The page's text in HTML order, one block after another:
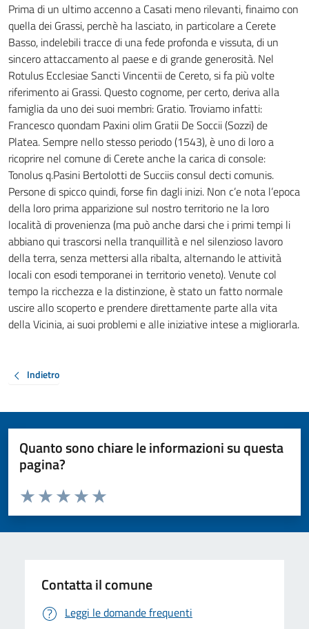
Prima di un ultimo accenno a Casati meno rilevanti, finaimo con
quella dei Grassi, perchè ha lasciato, in particolare a Cerete
Basso, indelebili tracce di una fede profonda e vissuta, di un
sincero attaccamento al paese e di grande generosità. Nel
Rotulus Ecclesiae Sancti Vincentii de Cereto, si fa più volte
riferimento ai Grassi. Questo cognome, per certo, deriva alla
famiglia da uno dei suoi membri: Gratio. Troviamo infatti:
Francesco quondam Paxini olim Gratii De Soccii (Sozzi) de
Platea. Sempre nello stesso periodo (1543), è uno di loro a
ricoprire nel comune di Cerete anche la carica di console:
Tonolus q.Pasini Bertolotti de Succiis consul decti comunis.
Persone di spicco quindi, forse fin dagli inizi. Non c’e nota l’epoca
della loro prima apparizione sul nostro territorio ne la loro
località di provenienza (ma può anche darsi che i primi tempi li
abbiano qui trascorsi nella tranquillità e nel silenzioso lavoro
della terra, senza mettersi alla ribalta, alternando le attività
locali con esodi temporanei in territorio veneto). Venute col
tempo la ricchezza e la distinzione, è stato un fatto normale
uscire allo scoperto e prendere direttamente parte alla vita
della Vicinia, ai suoi problemi e alle iniziative intese a migliorarla.
Indietro
Quanto sono chiare le informazioni su questa
pagina?
Valuta da 1 a 5 stelle la pagina
Valuta 5 stelle su 5
Valuta 4 stelle su 5
Valuta 3 stelle su 5
Valuta 2 stelle su 5
Valuta 1 stelle su 5
Contatta il comune
Leggi le domande frequenti